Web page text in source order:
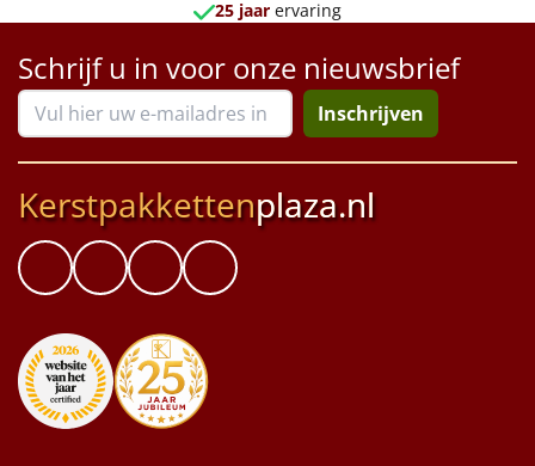
25 jaar ervaring
Schrijf u in voor onze nieuwsbrief
Inschrijven
Kerstpakkettenplaza.nl